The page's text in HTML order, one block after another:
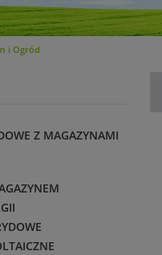
i Ogród
Z MAGAZYNAMI